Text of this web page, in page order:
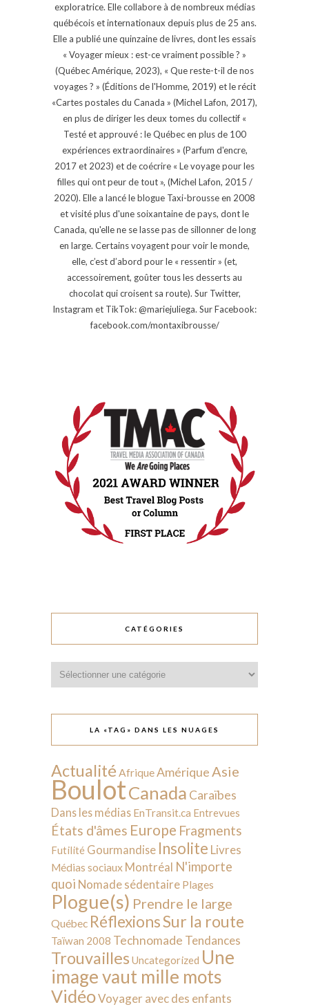
exploratrice. Elle collabore à de nombreux médias
québécois et internationaux depuis plus de 25 ans.
Elle a publié une quinzaine de livres, dont les essais
« Voyager mieux : est-ce vraiment possible ? »
(Québec Amérique, 2023), « Que reste-t-il de nos
voyages ? » (Éditions de l'Homme, 2019) et le récit
«Cartes postales du Canada » (Michel Lafon, 2017),
en plus de diriger les deux tomes du collectif «
Testé et approuvé : le Québec en plus de 100
expériences extraordinaires » (Parfum d'encre,
2017 et 2023) et de coécrire « Le voyage pour les
filles qui ont peur de tout », (Michel Lafon, 2015 /
2020). Elle a lancé le blogue Taxi-brousse en 2008
et visité plus d'une soixantaine de pays, dont le
Canada, qu'elle ne se lasse pas de sillonner de long
en large. Certains voyagent pour voir le monde,
elle, c’est d’abord pour le « ressentir » (et,
accessoirement, goûter tous les desserts au
chocolat qui croisent sa route). Sur Twitter,
Instagram et TikTok: @mariejuliega. Sur Facebook:
facebook.com/montaxibrousse/
CATÉGORIES
LA «TAG» DANS LES NUAGES
Actualité AfriqueAmérique Asie
BoulotCanada Caraïbes
Dans les médias EnTransit.ca Entrevues
États d'âmes Europe Fragments
Futilité Gourmandise Insolite Livres
Médias sociaux Montréal N'importe
quoi Nomade sédentaire Plages
Plogue(s) Prendre le large
Québec RéflexionsSur la route
Taïwan 2008 Technomade Tendances
Trouvailles Uncategorized Une
image vaut mille mots
VidéoVoyager avec des enfants